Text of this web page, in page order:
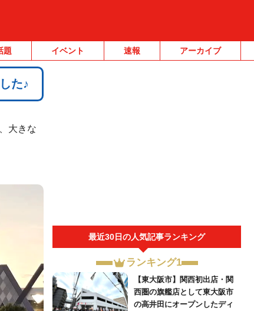
題 イベント 速報 アーカイブ
た♪
大きな
最近30日の人気記事ランキング
ランキング1
【東大阪市】関西初出店・関
西圏の旗艦店として東大阪市
の高井田にオープンしたディ